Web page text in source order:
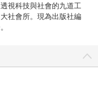
視科技與社會的九道工
社會所。現為出版社編